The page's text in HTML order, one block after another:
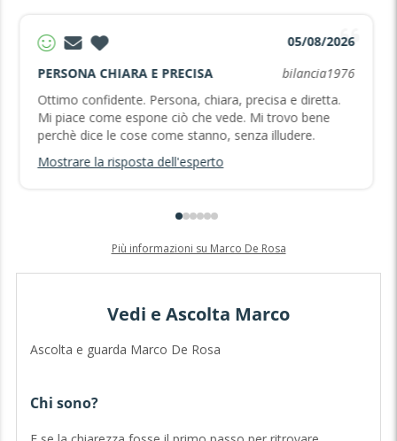
05/08/2026
PERSONA CHIARA E PRECISA
bilancia1976
Ottimo confidente. Persona, chiara, precisa e diretta.
Mi piace come espone ciò che vede. Mi trovo bene
perchè dice le cose come stanno, senza illudere.
Mostrare la risposta dell'esperto
Più informazioni su Marco De Rosa
Vedi e Ascolta Marco
Ascolta e guarda Marco De Rosa
Chi sono?